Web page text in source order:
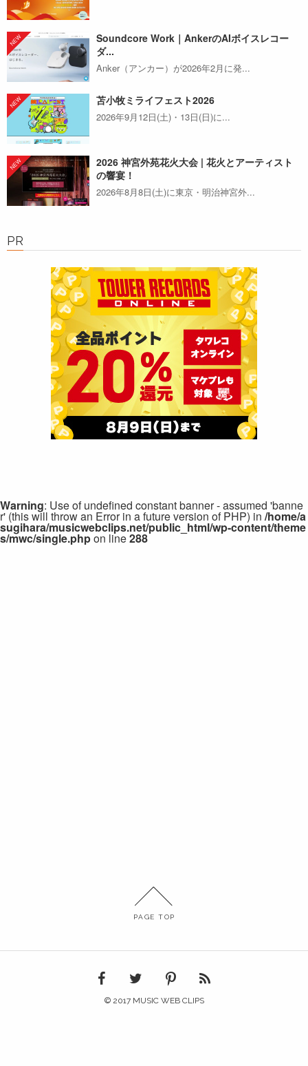
Soundcore Work｜AnkerのAIボイスレコー
ダ...
Anker（アンカー）が2026年2月に発...
苫小牧ミライフェスト2026
2026年9月12日(土)・13日(日)に...
2026 神宮外苑花火大会 | 花火とアーティスト
の響宴！
2026年8月8日(土)に東京・明治神宮外...
PR
Warning: Use of undefined constant banner - assumed 'banne
r' (this will throw an Error in a future version of PHP) in /home/a
sugihara/musicwebclips.net/public_html/wp-content/theme
s/mwc/single.phpon line288
PAGE TOP
© 2017 MUSIC WEB CLIPS